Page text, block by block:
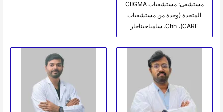
مستشفى: مستشفيات CIIGMA
المتحدة (وحدة من مستشفيات
CARE)، Chh. سامباجيناجار